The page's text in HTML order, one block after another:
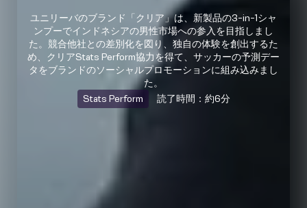
ユニリーバのブランド「クリア」は、新製品の3-in-1シャ
ンプーでインドネシアの男性市場への参入を目指しまし
た。競合他社との差別化を図り、独自の体験を創出するた
め、クリアStats Perform協力を得て、サッカーの予測デー
タをブランドのソーシャルプロモーションに組み込みまし
た。
Stats Perform
読了時間：約6分